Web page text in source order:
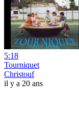
5:18
Tourniquet
Christouf
il y a 20 ans